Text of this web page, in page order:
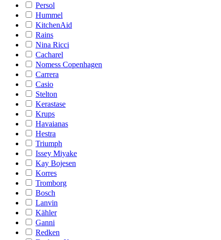
Persol
Hummel
KitchenAid
Rains
Nina Ricci
Cacharel
Nomess Copenhagen
Carrera
Casio
Stelton
Kerastase
Krups
Havaianas
Hestra
Triumph
Issey Miyake
Kay Bojesen
Korres
Tromborg
Bosch
Lanvin
Kähler
Ganni
Redken